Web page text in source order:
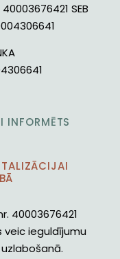
SEB
INFORMĒTS
40003676421
ieguldījumu